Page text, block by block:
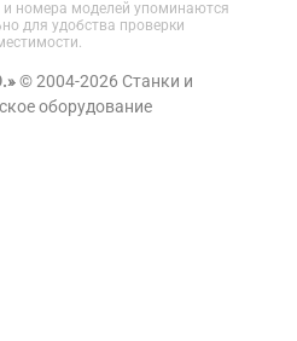
номера моделей упоминаются
для удобства проверки
© 2004-2026 Станки и
оборудование